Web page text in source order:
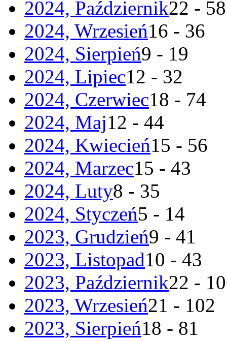
2024, Październik22 - 58
2024, Wrzesień16 - 36
2024, Sierpień9 - 19
2024, Lipiec12 - 32
2024, Czerwiec18 - 74
2024, Maj12 - 44
2024, Kwiecień15 - 56
2024, Marzec15 - 43
2024, Luty8 - 35
2024, Styczeń5 - 14
2023, Grudzień9 - 41
2023, Listopad10 - 43
2023, Październik22 -
2023, Wrzesień21 - 102
2023, Sierpień18 - 81